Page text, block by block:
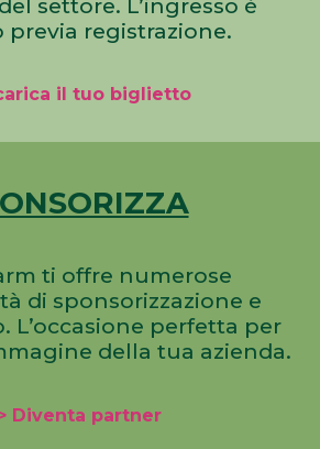
previa registrazione.
il tuo biglietto
ti offre numerose
di sponsorizzazione e
L’occasione perfetta per
della tua azienda.
Diventa partner